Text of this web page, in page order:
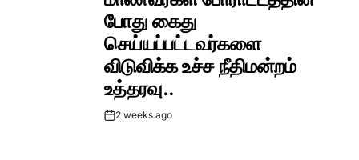
போது கைது
செய்யப்பட்டவர்களை
விடுவிக்க உச்ச நீதிமன்றம்
உத்தரவு..
Post2 weeks ago